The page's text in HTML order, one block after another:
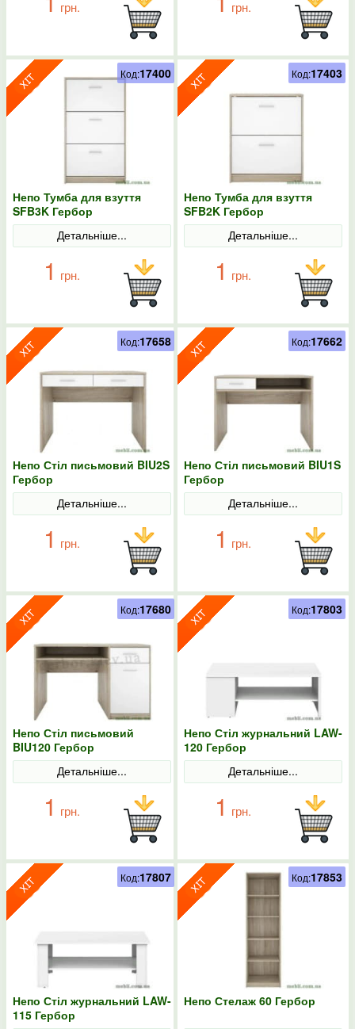
грн. грн.
Непо Тумба для взуття
SFB3K Гербор
Детальніше...
1 грн.
Код:17400
Непо Тумба для взуття
SFB2K Гербор
Детальніше...
1 грн.
Код:17403
Непо Стіл письмовий BIU2S
Гербор
Детальніше...
1 грн.
Код:17658
Непо Стіл письмовий BIU1S
Гербор
Детальніше...
1 грн.
Код:17662
Непо Стіл письмовий
BIU120 Гербор
Детальніше...
1 грн.
Код:17680
Непо Стіл журнальний LAW-
120 Гербор
Детальніше...
1 грн.
Код:17803
Непо Стіл журнальний LAW-
115 Гербор
Код:17807
Непо Стелаж 60 Гербор
Код:17853